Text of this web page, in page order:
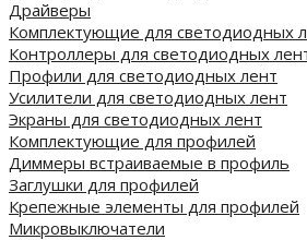
Драйверы
Комплектующие для светодиодных
Контроллеры для светодиодных
Профили для светодиодных лент
Усилители для светодиодных лент
Экраны для светодиодных лент
Комплектующие для профилей
Диммеры встраиваемые в профиль
Заглушки для профилей
Крепежные элементы для профилей
Микровыключатели